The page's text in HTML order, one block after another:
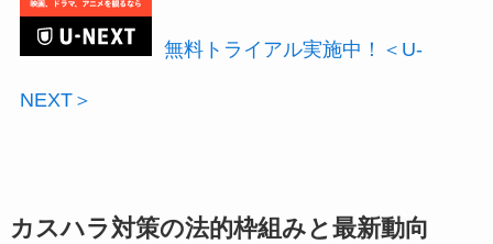
無料トライアル実施中！＜U-
NEXT＞
カスハラ対策の法的枠組みと最新動向